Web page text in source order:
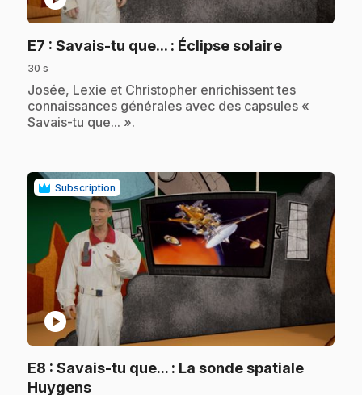
E7 : Savais-tu que... : Éclipse solaire.
30 s
.Josée, Lexie et Christopher enrichissent tes
connaissances générales avec des capsules «
Savais-tu que... ».
Subscription
play_circle
E8 : Savais-tu que... : La sonde spatiale
Huygens.